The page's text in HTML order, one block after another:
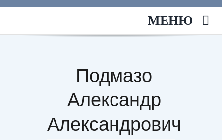
МЕНЮ
Анонсы
Литература
Подмазо
Александр
Александрович